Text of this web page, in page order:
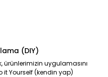
(DIY)
ürünlerimizin uygulamasını
it Yourself (kendin yap)